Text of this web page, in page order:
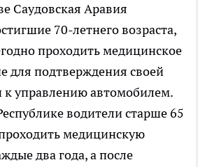
Саудовская Аравия
70-летнего возраста,
проходить медицинское
для подтверждения своей
к управлению автомобилем.
водители старше 65
медицинскую
два года, а после